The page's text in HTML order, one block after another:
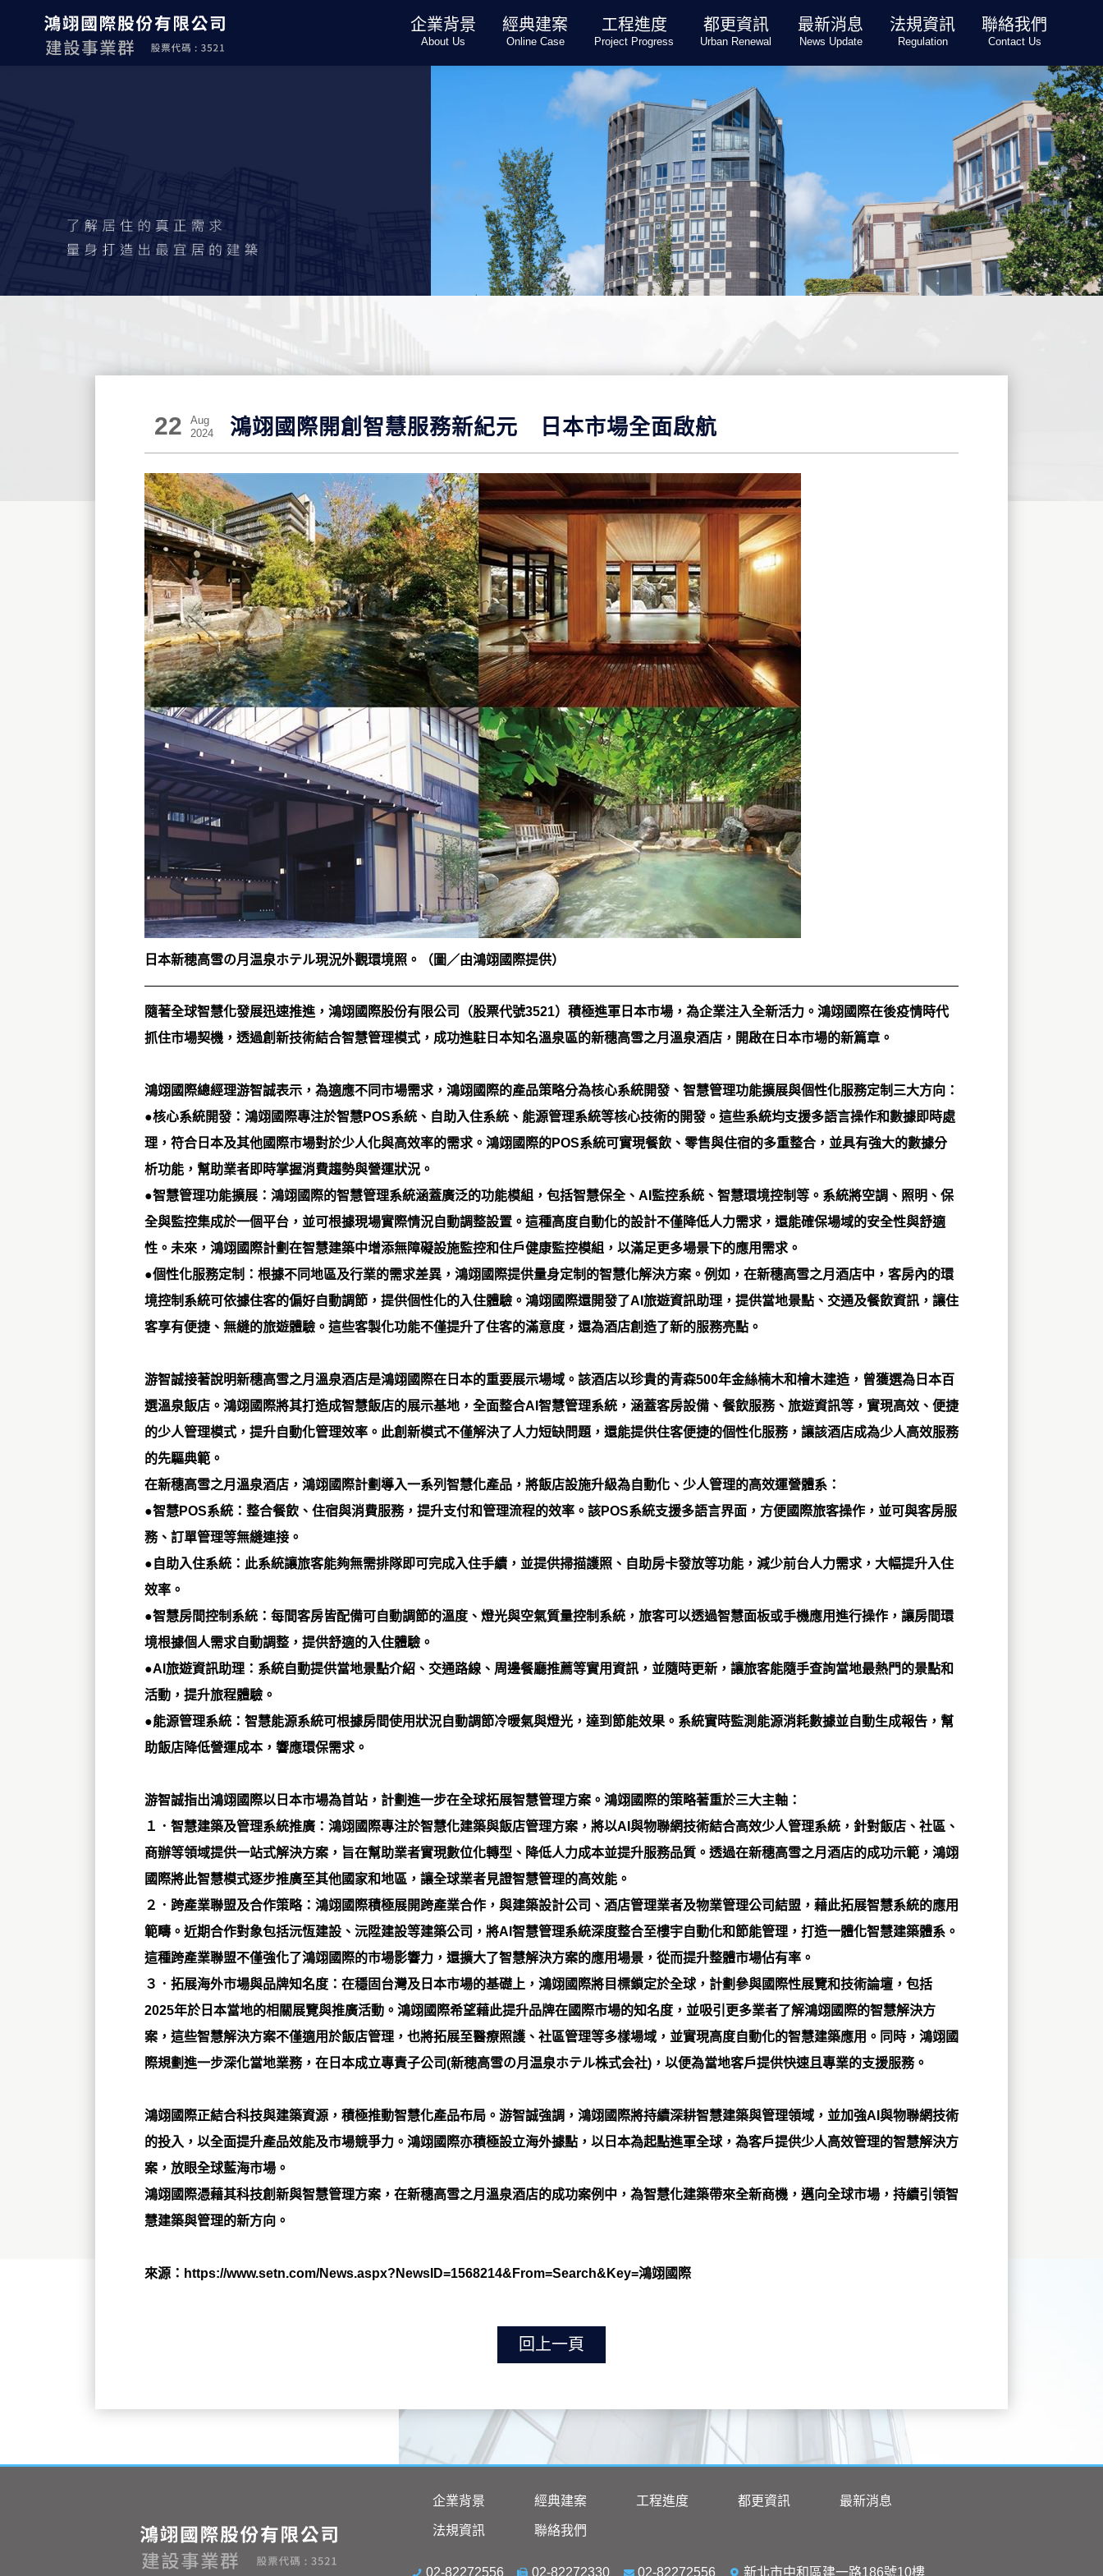
企業背景
About Us
經典建案
Online Case
工程進度
Project Progress
都更資訊
Urban Renewal
最新消息
News Update
法規資訊
Regulation
聯絡我們
Contact Us
22
Aug
2024
鴻翊國際開創智慧服務新紀元 日本市場全面啟航
日本新穂高雪の月温泉ホテル現況外觀環境照。（圖／由鴻翊國際提供）
隨著全球智慧化發展迅速推進，鴻翊國際股份有限公司（股票代號3521）積極進軍日本市場，為企業注入全新活力。鴻翊國際在後疫情時代
抓住市場契機，透過創新技術結合智慧管理模式，成功進駐日本知名溫泉區的新穗高雪之月溫泉酒店，開啟在日本市場的新篇章。
鴻翊國際總經理游智誠表示，為適應不同市場需求，鴻翊國際的產品策略分為核心系統開發、智慧管理功能擴展與個性化服務定制三大方向：
●核心系統開發： 鴻翊國際專注於智慧POS系統、自助入住系統、能源管理系統等核心技術的開發。這些系統均支援多語言操作和數據即時處
理，符合日本及其他國際市場對於少人化與高效率的需求。鴻翊國際的POS系統可實現餐飲、零售與住宿的多重整合，並具有強大的數據分
析功能，幫助業者即時掌握消費趨勢與營運狀況。
●智慧管理功能擴展： 鴻翊國際的智慧管理系統涵蓋廣泛的功能模組，包括智慧保全、AI監控系統、智慧環境控制等。系統將空調、照明、保
全與監控集成於一個平台，並可根據現場實際情況自動調整設置。這種高度自動化的設計不僅降低人力需求，還能確保場域的安全性與舒適
性。未來，鴻翊國際計劃在智慧建築中增添無障礙設施監控和住戶健康監控模組，以滿足更多場景下的應用需求。
●個性化服務定制： 根據不同地區及行業的需求差異，鴻翊國際提供量身定制的智慧化解決方案。例如，在新穗高雪之月酒店中，客房內的環
境控制系統可依據住客的偏好自動調節，提供個性化的入住體驗。鴻翊國際還開發了AI旅遊資訊助理，提供當地景點、交通及餐飲資訊，讓住
客享有便捷、無縫的旅遊體驗。這些客製化功能不僅提升了住客的滿意度，還為酒店創造了新的服務亮點。
游智誠接著說明新穗高雪之月溫泉酒店是鴻翊國際在日本的重要展示場域。該酒店以珍貴的青森500年金絲楠木和檜木建造，曾獲選為日本百
選溫泉飯店。鴻翊國際將其打造成智慧飯店的展示基地，全面整合AI智慧管理系統，涵蓋客房設備、餐飲服務、旅遊資訊等，實現高效、便捷
的少人管理模式，提升自動化管理效率。此創新模式不僅解決了人力短缺問題，還能提供住客便捷的個性化服務，讓該酒店成為少人高效服務
的先驅典範。
在新穗高雪之月溫泉酒店，鴻翊國際計劃導入一系列智慧化產品，將飯店設施升級為自動化、少人管理的高效運營體系：
●智慧POS系統： 整合餐飲、住宿與消費服務，提升支付和管理流程的效率。該POS系統支援多語言界面，方便國際旅客操作，並可與客房服
務、訂單管理等無縫連接。
●自助入住系統： 此系統讓旅客能夠無需排隊即可完成入住手續，並提供掃描護照、自助房卡發放等功能，減少前台人力需求，大幅提升入住
效率。
●智慧房間控制系統： 每間客房皆配備可自動調節的溫度、燈光與空氣質量控制系統，旅客可以透過智慧面板或手機應用進行操作，讓房間環
境根據個人需求自動調整，提供舒適的入住體驗。
●AI旅遊資訊助理： 系統自動提供當地景點介紹、交通路線、周邊餐廳推薦等實用資訊，並隨時更新，讓旅客能隨手查詢當地最熱門的景點和
活動，提升旅程體驗。
●能源管理系統： 智慧能源系統可根據房間使用狀況自動調節冷暖氣與燈光，達到節能效果。系統實時監測能源消耗數據並自動生成報告，幫
助飯店降低營運成本，響應環保需求。
游智誠指出鴻翊國際以日本市場為首站，計劃進一步在全球拓展智慧管理方案。鴻翊國際的策略著重於三大主軸：
１．智慧建築及管理系統推廣： 鴻翊國際專注於智慧化建築與飯店管理方案，將以AI與物聯網技術結合高效少人管理系統，針對飯店、社區、
商辦等領域提供一站式解決方案，旨在幫助業者實現數位化轉型、降低人力成本並提升服務品質。透過在新穗高雪之月酒店的成功示範，鴻翊
國際將此智慧模式逐步推廣至其他國家和地區，讓全球業者見證智慧管理的高效能。
２．跨產業聯盟及合作策略： 鴻翊國際積極展開跨產業合作，與建築設計公司、酒店管理業者及物業管理公司結盟，藉此拓展智慧系統的應用
範疇。近期合作對象包括沅恆建設、沅陞建設等建築公司，將AI智慧管理系統深度整合至樓宇自動化和節能管理，打造一體化智慧建築體系。
這種跨產業聯盟不僅強化了鴻翊國際的市場影響力，還擴大了智慧解決方案的應用場景，從而提升整體市場佔有率。
３．拓展海外市場與品牌知名度： 在穩固台灣及日本市場的基礎上，鴻翊國際將目標鎖定於全球，計劃參與國際性展覽和技術論壇，包括
2025年於日本當地的相關展覽與推廣活動。鴻翊國際希望藉此提升品牌在國際市場的知名度，並吸引更多業者了解鴻翊國際的智慧解決方
案，這些智慧解決方案不僅適用於飯店管理，也將拓展至醫療照護、社區管理等多樣場域，並實現高度自動化的智慧建築應用。同時，鴻翊國
際規劃進一步深化當地業務，在日本成立專責子公司(新穂高雪の月温泉ホテル株式会社)，以便為當地客戶提供快速且專業的支援服務。
鴻翊國際正結合科技與建築資源，積極推動智慧化產品布局。游智誠強調，鴻翊國際將持續深耕智慧建築與管理領域，並加強AI與物聯網技術
的投入，以全面提升產品效能及市場競爭力。鴻翊國際亦積極設立海外據點，以日本為起點進軍全球，為客戶提供少人高效管理的智慧解決方
案，放眼全球藍海市場。
鴻翊國際憑藉其科技創新與智慧管理方案，在新穗高雪之月溫泉酒店的成功案例中，為智慧化建築帶來全新商機，邁向全球市場，持續引領智
慧建築與管理的新方向。
來源： https://www.setn.com/News.aspx?NewsID=1568214&From=Search&Key=鴻翊國際
回上一頁
企業背景 經典建案 工程進度 都更資訊 最新消息
法規資訊 聯絡我們
02-82272556 02-82272330 02-82272556 新北市中和區建一路186號10樓